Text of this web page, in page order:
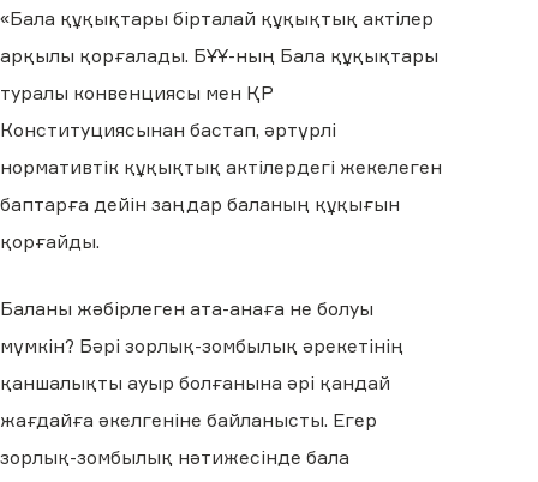
«Бала құқықтары бірталай құқықтық актілер
арқылы қорғалады. БҰҰ-ның Бала құқықтары
туралы конвенциясы мен ҚР
Конституциясынан бастап, әртүрлі
нормативтік құқықтық актілердегі жекелеген
баптарға дейін заңдар баланың құқығын
қорғайды.
Баланы жәбірлеген ата-анаға не болуы
мүмкін? Бәрі зорлық-зомбылық әрекетінің
қаншалықты ауыр болғанына әрі қандай
жағдайға әкелгеніне байланысты. Егер
зорлық-зомбылық нәтижесінде бала